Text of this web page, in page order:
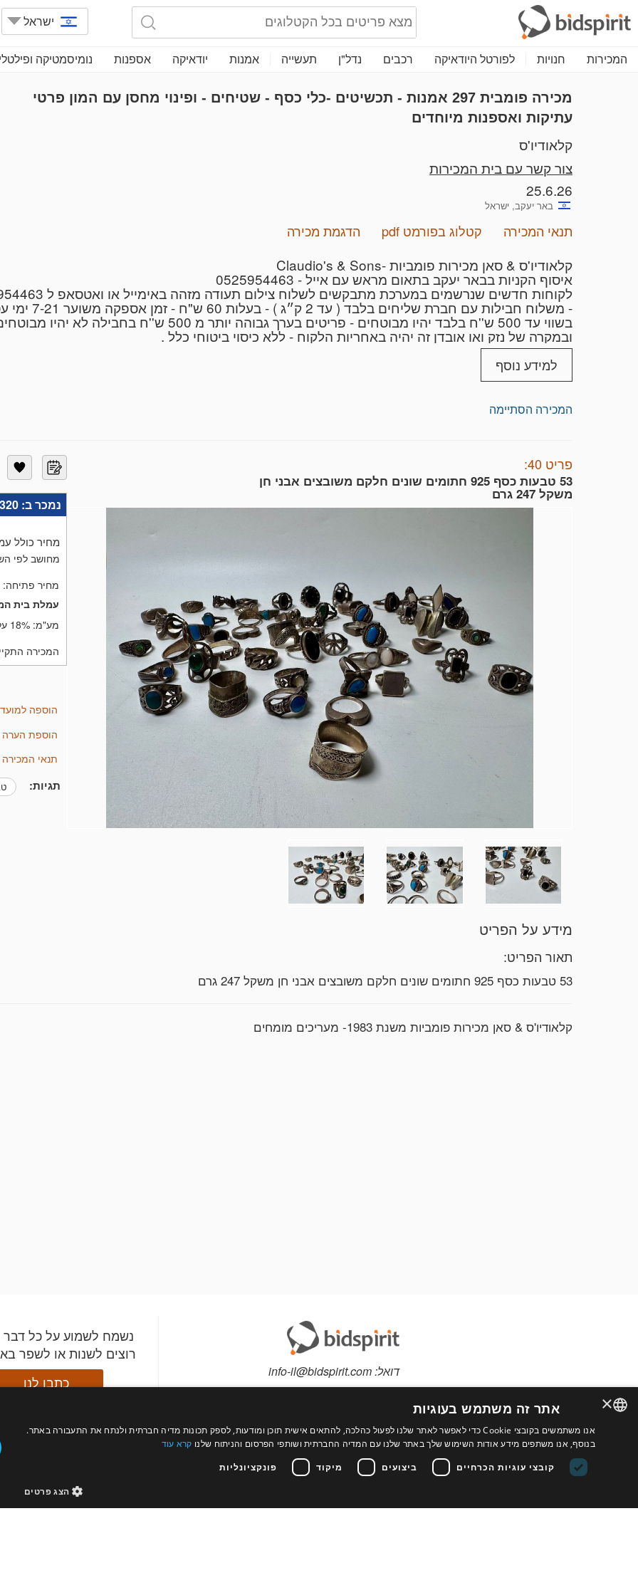
ישראל
המכירות חנויות לפורטל היודאיקה רכבים נדל"ן תעשייה אמנות יודאיקה אספנות נומיסמטיקה
מכירה פומבית 297
אמנות - תכשיטים -כלי כסף - שטיחים - ופינוי מחסן עם המון פרטי
עתיקות ואספנות מיוחדים
קלאודיו'ס
צור קשר עם בית המכירות
25.6.26
באר יעקב, ישראל
תנאי המכירה קטלוג בפורמט pdf הדגמת מכירה
קלאודיו'ס & סאן מכירות פומביות -Claudio's & Sons
איסוף הקניות בבאר יעקב בתאום מראש עם אייל - 0525954463
לקוחות חדשים שנרשמים במערכת מתבקשים לשלוח צילום תעודה מזהה באימייל או ואטסאפ ל 0525954463
- משלוח חבילות עם חברת שליחים בלבד ( עד 2 ק״ג ) - בעלות 60 ש"ח - זמן אספקה משוער 7-21 ימי עסקים,
בשווי עד 500 ש''ח בלבד יהיו מבוטחים - פריטים בערך גבוהה יותר מ 500 ש''ח בחבילה לא יהיו מבוטחים
ובמקרה של נזק ואו אובדן זה יהיה באחריות הלקוח - ללא כיסוי ביטוחי כלל .
לא שולחים פריטים שבירים ודברי ערך יקרים- אין ביטוח לשבר פריטים -רק באיסוף עצמי
למידע נוסף
המכירה הסתיימה
פריט 40:
53 טבעות כסף 925 חתומים שונים חלקם משובצים אבני חן
משקל 247 גרם
נמכר ב: (
מחיר כולל
מחושב לפי
מחיר פתיחה:
עמלת בית
מע"מ: 18% על העמלה בלבד
המכירה התקיימה
הוספה
הוספת הערה
תנאי
תגיות:
מידע על הפריט
תאור הפריט:
53 טבעות כסף 925 חתומים שונים חלקם משובצים אבני חן משקל 247 גרם
קלאודיו'ס & סאן מכירות פומביות משנת 1983- מעריכים מומחים
דואל:info-il@bidspirit.com
נשמח לשמוע על כל דבר
רוצים לשנות או לשפר
כתבו לנו
יש לכם פריטים למכירה?צור קשר
אתר מותאם אישית לבתי מכירותפרטים
עקבו
התקינו את אפליקציית
השתתפו במכירות
וקבלו התראות לפני
ENGLISH
FRENCH
× אתר זה משתמש בעוגיות
אנו משתמשים בקובצי Cookie כדי לאפשר לאתר שלנו לפעול כהלכה, להתאים אישית תוכן ומודעות, לספק תכונות מדיה חברתית ולנתח את התעבורה באתר.
בנוסף, אנו משתפים מידע אודות השימוש שלך באתר שלנו עם המדיה החברתית ושותפי הפרסום והניתוח שלנו קרא עוד
קובצי עוגיות הכרחיים
ביצועים מיקוד פונקציונליות
הצג פרטים